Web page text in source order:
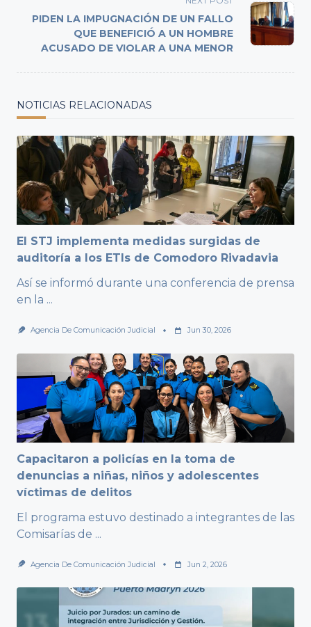
text">Page</span>
PIDEN LA IMPUGNACIÓN DE UN FALLO
QUE BENEFICIÓ A UN HOMBRE
ACUSADO DE VIOLAR A UNA MENOR
NOTICIAS RELACIONADAS
El STJ implementa medidas surgidas de
auditoría a los ETIs de Comodoro Rivadavia
Así se informó durante una conferencia de prensa
en la ...
Agencia De Comunicación Judicial Jun 30, 2026
Capacitaron a policías en la toma de
denuncias a niñas, niños y adolescentes
víctimas de delitos
El programa estuvo destinado a integrantes de las
Comisarías de ...
Agencia De Comunicación Judicial Jun 2, 2026